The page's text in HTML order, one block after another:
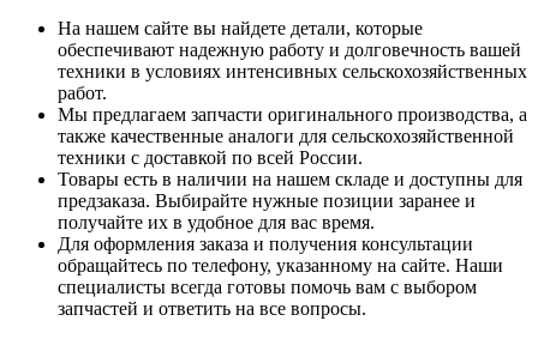
На нашем сайте вы найдете детали, которые
обеспечивают надежную работу и долговечность вашей
техники в условиях интенсивных сельскохозяйственных
работ.
Мы предлагаем запчасти оригинального производства, а
также качественные аналоги для сельскохозяйственной
техники с доставкой по всей России.
Товары есть в наличии на нашем складе и доступны для
предзаказа. Выбирайте нужные позиции заранее и
получайте их в удобное для вас время.
Для оформления заказа и получения консультации
обращайтесь по телефону, указанному на сайте. Наши
специалисты всегда готовы помочь вам с выбором
запчастей и ответить на все вопросы.